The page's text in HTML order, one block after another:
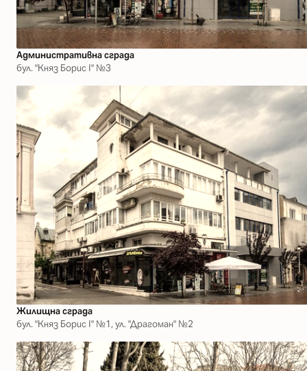
Административна сграда
бул. "Княз Борис І" №3
Жилищна сграда
бул. "Княз Борис І" №1, ул. "Драгоман" №2